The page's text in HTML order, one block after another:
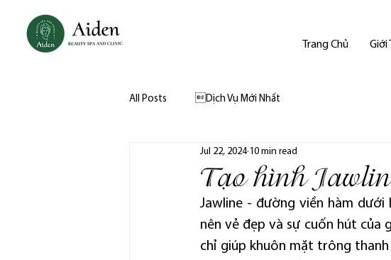
Trang Chủ Giới
All Posts Dịch Vụ Mới Nhất
Tạo hình
Jul 22, 2024 10 min read
Jawline - đường viền hàm
nên vẻ đẹp và sự cuốn hút
chỉ giúp khuôn mặt trông